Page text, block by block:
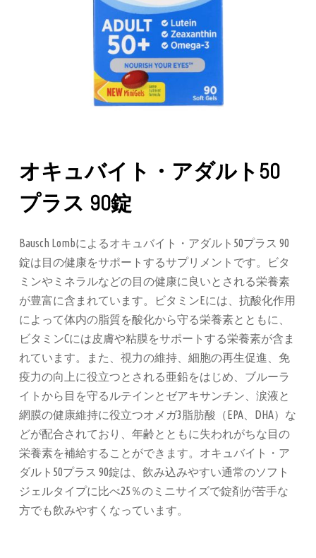
オキュバイト・アダルト50
プラス 90錠
Bausch Lombによるオキュバイト・アダルト50プラス 90
錠は目の健康をサポートするサプリメントです。ビタ
ミンやミネラルなどの目の健康に良いとされる栄養素
が豊富に含まれています。ビタミンEには、抗酸化作用
によって体内の脂質を酸化から守る栄養素とともに、
ビタミンCには皮膚や粘膜をサポートする栄養素が含ま
れています。また、視力の維持、細胞の再生促進、免
疫力の向上に役立つとされる亜鉛をはじめ、ブルーラ
イトから目を守るルテインとゼアキサンチン、涙液と
網膜の健康維持に役立つオメガ3脂肪酸（EPA、DHA）な
どが配合されており、年齢とともに失われがちな目の
栄養素を補給することができます。オキュバイト・ア
ダルト50プラス 90錠は、飲み込みやすい通常のソフト
ジェルタイプに比べ25％のミニサイズで錠剤が苦手な
方でも飲みやすくなっています。